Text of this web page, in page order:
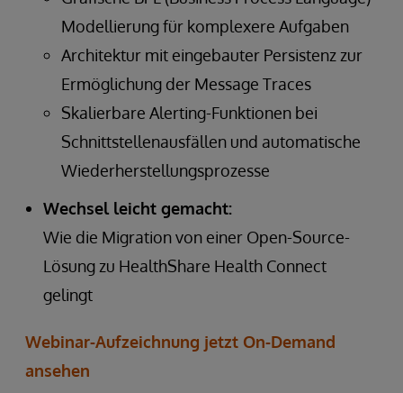
Modellierung für komplexere Aufgaben
Architektur mit eingebauter Persistenz zur
Ermöglichung der Message Traces
Skalierbare Alerting-Funktionen bei
Schnittstellenausfällen und automatische
Wiederherstellungsprozesse
Wechsel leicht gemacht:
Wie die Migration von einer Open-Source-
Lösung zu HealthShare Health Connect
gelingt
Webinar-Aufzeichnung jetzt On-Demand
ansehen